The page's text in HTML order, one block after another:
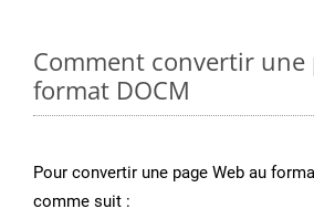
Comment convertir une
format DOCM
Pour convertir une page Web au
comme suit :